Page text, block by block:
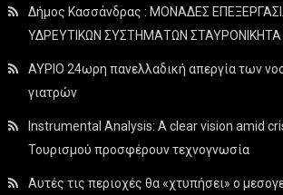
Δήμος Κασσάνδρας : ΜΟΝΑΔΕΣ
ΥΔΡΕΥΤΙΚΩΝ ΣΥΣΤΗΜΑΤΩΝ ΣΤΑΥΡΟΝΙΚΗΤΑ
ΑΥΡΙΟ 24ωρη πανελλαδική απεργία των
γιατρών
Instrumental Analysis: A clear vision amid
Τουρισμού προσφέρουν τεχνογνωσία
Αυτές τις περιοχές θα «χτυπήσει» ο